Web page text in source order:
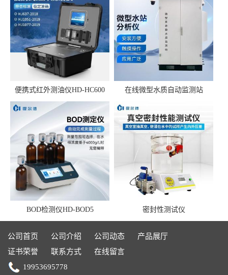
便携式红外测油仪HD-HC600 在线微型水质自动监测站
BOD检测仪HD-BOD5 密封性测试仪
公司首页 公司介绍 公司动态
产品展厅
证书荣誉
联系方式
在线留言
19953695778